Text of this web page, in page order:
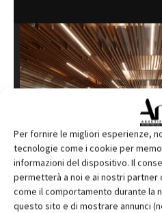
Per fornire le migliori esperienze,
tecnologie come i cookie per
informazioni del dispositivo. Il
permetterà a noi e ai nostri partner
come il comportamento durante la
questo sito e di mostrare annunci